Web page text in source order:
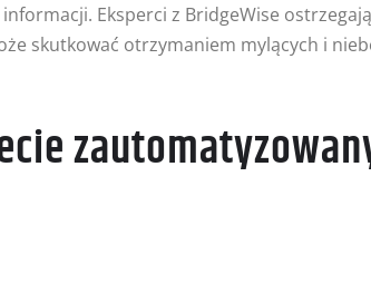
Eksperci z BridgeWise
skutkować otrzymaniem mylących i